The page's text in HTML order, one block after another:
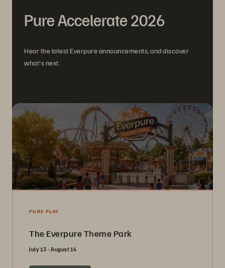
Pure Accelerate 2026
Hear the latest Everpure announcements, and discover
what's next.
PURE PLAY
The Everpure Theme Park
July 13 - August 14